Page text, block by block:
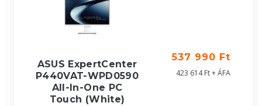
ASUS ExpertCenter
P440VAT-WPD0590
All-In-One PC
Touch (White)
537 990 Ft
423 614 Ft + ÁFA